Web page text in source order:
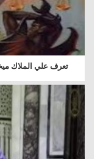
تعرف علي الملاك